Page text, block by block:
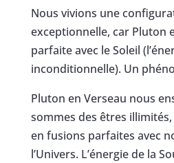
Nous vivions une
exceptionnelle, car Pluton
parfaite avec le Soleil
inconditionnelle). Un
Pluton en Verseau nous
sommes des êtres
en fusions parfaites avec
l’Univers. L’énergie de la